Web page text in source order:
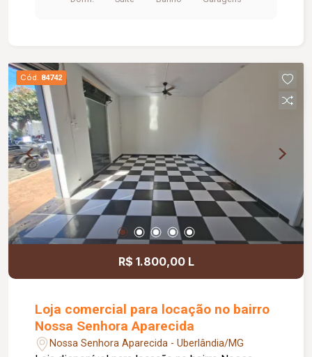
rack planejados; Cortina na sala; Cozinha
prontos para morar, proporcionando conforto e
praticidade no dia a dia.
Cód. 84742
R$ 1.800,00 L
Loja comercial para locação no bairro
Nossa Senhora Aparecida
Nossa Senhora Aparecida - Uberlândia/MG